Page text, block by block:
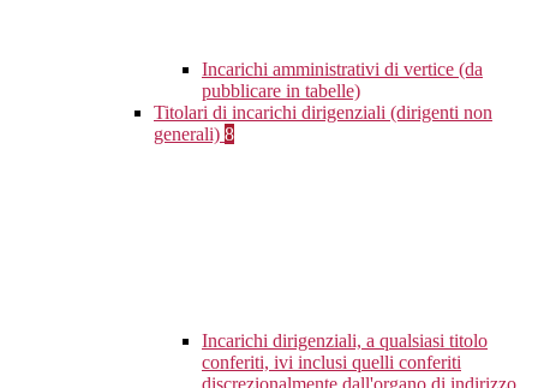
Incarichi amministrativi di vertice (da
pubblicare in tabelle)
Titolari di incarichi dirigenziali (dirigenti non
generali) 8
Incarichi dirigenziali, a qualsiasi titolo
conferiti, ivi inclusi quelli conferiti